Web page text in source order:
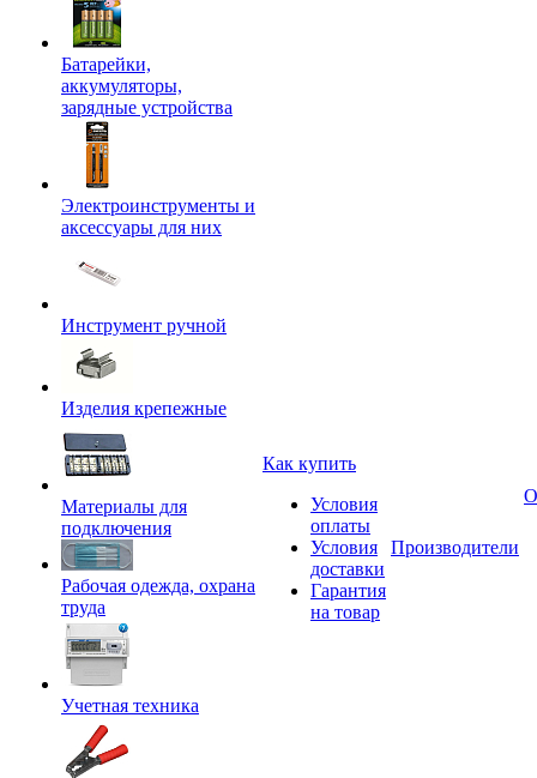
Батарейки,
аккумуляторы,
зарядные устройства
Электроинструменты и
аксессуары для них
Инструмент ручной
Изделия крепежные
Материалы для
подключения
Рабочая одежда, охрана
труда
Учетная техника
Как купить
Условия
оплаты
Условия
доставки
Гарантия
на товар
Производители